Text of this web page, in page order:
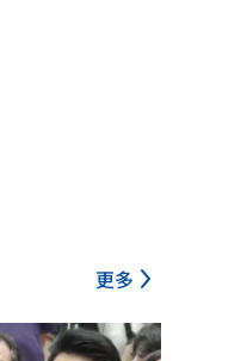
更多